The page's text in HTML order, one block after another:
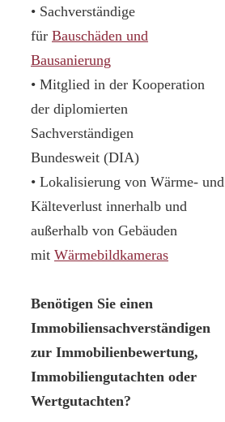
• Sachverständige
für Bauschäden und
Bausanierung
• Mitglied in der Kooperation
der diplomierten
Sachverständigen
Bundesweit (DIA)
• Lokalisierung von Wärme- und
Kälteverlust innerhalb und
außerhalb von Gebäuden
mit Wärmebildkameras
Benötigen Sie einen
Immobiliensachverständigen
zur Immobilienbewertung,
Immobiliengutachten oder
Wertgutachten?